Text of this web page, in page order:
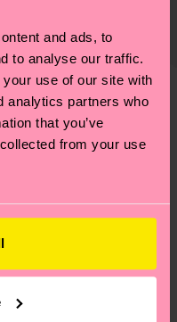
and ads, to
to analyse our traffic.
use of our site with
analytics partners who
that you’ve
from your use
Emissionen, die
VIELES MEHR!
Tipps und Tricks
.
der Bestellung
Versandübersicht
beginnt sobald
Bitte bedenke,
Richtwert handelt
der lokalen Post in
findest du die